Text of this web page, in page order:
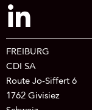
FREIBURG
CDI SA
Route Jo-Siffert 6
1762 Givisiez